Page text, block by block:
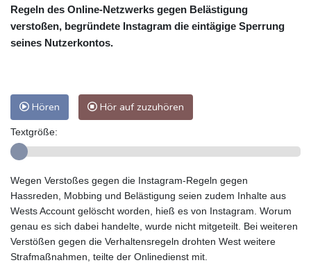
Regeln des Online-Netzwerks gegen Belästigung
verstoßen, begründete Instagram die eintägige Sperrung
seines Nutzerkontos.
Hören Hör auf zuzuhören
Textgröße:
Wegen Verstoßes gegen die Instagram-Regeln gegen
Hassreden, Mobbing und Belästigung seien zudem Inhalte aus
Wests Account gelöscht worden, hieß es von Instagram. Worum
genau es sich dabei handelte, wurde nicht mitgeteilt. Bei weiteren
Verstößen gegen die Verhaltensregeln drohten West weitere
Strafmaßnahmen, teilte der Onlinedienst mit.